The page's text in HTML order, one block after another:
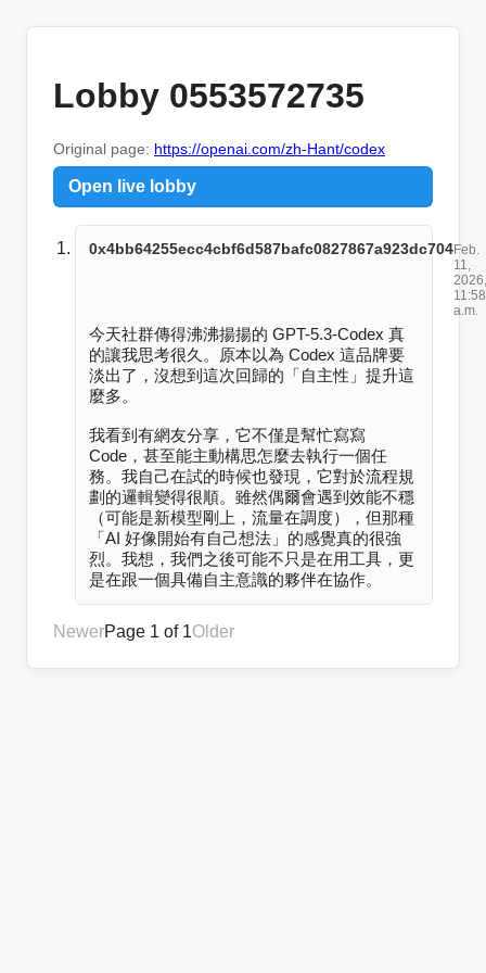
Lobby 0553572735
Original page: https://openai.com/zh-Hant/codex
Open live lobby
0x4bb64255ecc4cbf6d587bafc0827867a923dc704Feb.
11,
2026,
11:58
a.m.
今天社群傳得沸沸揚揚的 GPT-5.3-Codex 真
的讓我思考很久。原本以為 Codex 這品牌要
淡出了，沒想到這次回歸的「自主性」提升這
麼多。
我看到有網友分享，它不僅是幫忙寫寫
Code，甚至能主動構思怎麼去執行一個任
務。我自己在試的時候也發現，它對於流程規
劃的邏輯變得很順。雖然偶爾會遇到效能不穩
（可能是新模型剛上，流量在調度），但那種
「AI 好像開始有自己想法」的感覺真的很強
烈。我想，我們之後可能不只是在用工具，更
是在跟一個具備自主意識的夥伴在協作。
NewerPage 1 of 1Older